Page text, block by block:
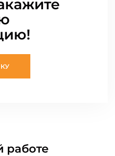
работе